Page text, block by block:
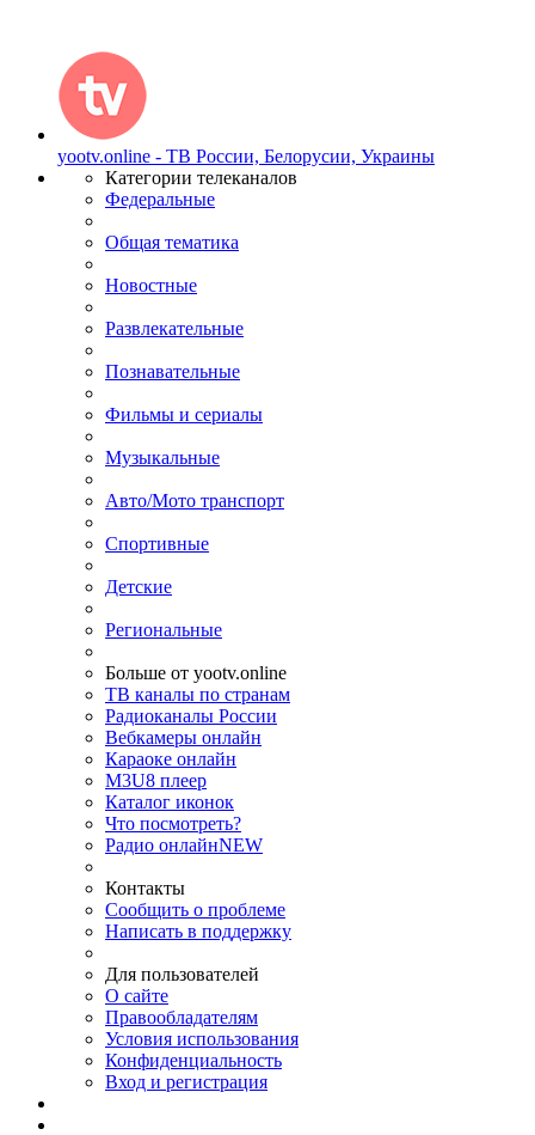
yootv.online - ТВ России, Белорусии, Украины
Категории телеканалов
Федеральные
Общая тематика
Новостные
Развлекательные
Познавательные
Фильмы и сериалы
Музыкальные
Авто/Мото транспорт
Спортивные
Детские
Региональные
Больше от yootv.online
ТВ каналы по странам
Радиоканалы России
Вебкамеры онлайн
Караоке онлайн
M3U8 плеер
Каталог иконок
Что посмотреть?
Радио онлайнNEW
Контакты
Сообщить о проблеме
Написать в поддержку
Для пользователей
О сайте
Правообладателям
Условия использования
Конфиденциальность
Вход и регистрация